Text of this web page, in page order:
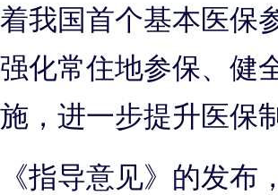
着我国首个基本医保
强化常住地参保、健
施，进一步提升医保
《指导意见》的发